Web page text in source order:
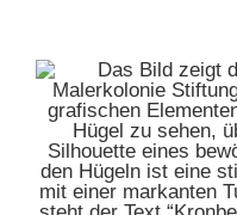
springen